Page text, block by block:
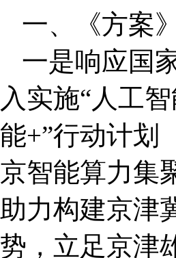
一、《方案
一是响应国
入实施“人工
能+”行动计划
京智能算力集
助力构建京津
势，立足京津